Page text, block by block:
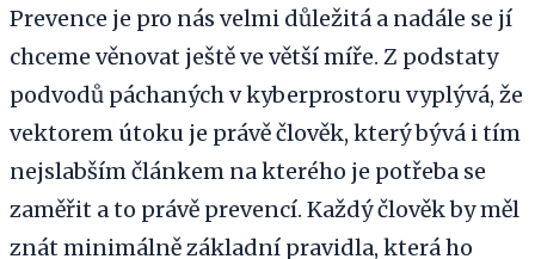
Prevence je pro nás velmi důležitá a nadále se jí
chceme věnovat ještě ve větší míře. Z podstaty
podvodů páchaných v kyberprostoru vyplývá, že
vektorem útoku je právě člověk, který bývá i tím
nejslabším článkem na kterého je potřeba se
zaměřit a to právě prevencí. Každý člověk by měl
znát minimálně základní pravidla, která ho